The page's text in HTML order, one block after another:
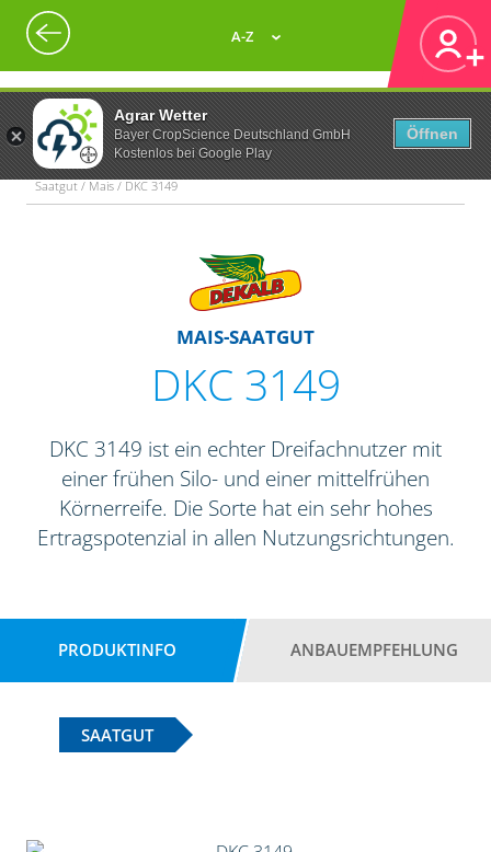
Agrar Wetter
Bayer CropScience Deutschland GmbH
Kostenlos bei Google Play
Öffnen
A-Z
Saatgut / Mais / DKC 3149
MAIS-SAATGUT
DKC 3149
DKC 3149 ist ein echter Dreifachnutzer mit
einer frühen Silo- und einer mittelfrühen
Körnerreife. Die Sorte hat ein sehr hohes
Ertragspotenzial in allen Nutzungsrichtungen.
PRODUKTINFO ANBAUEMPFEHLUNG
SAATGUT